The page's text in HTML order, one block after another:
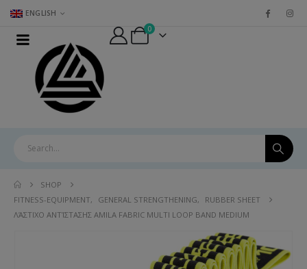
ENGLISH
0
SHOP
FITNESS-EQUIPMENT, GENERAL STRENGTHENING,
RUBBER SHEET
ΛΆΣΤΙΧΟ ΑΝΤΊΣΤΑΣΗΣ AMILA FABRIC MULTI LOOP BAND MEDIUM